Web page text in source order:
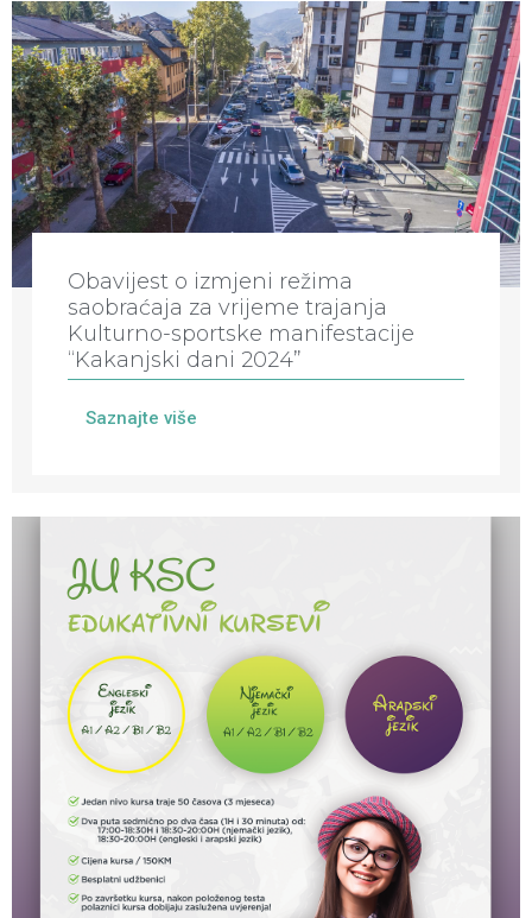
Obavijest o izmjeni režima
saobraćaja za vrijeme trajanja
Kulturno-sportske manifestacije
“Kakanjski dani 2024”
Saznajte više